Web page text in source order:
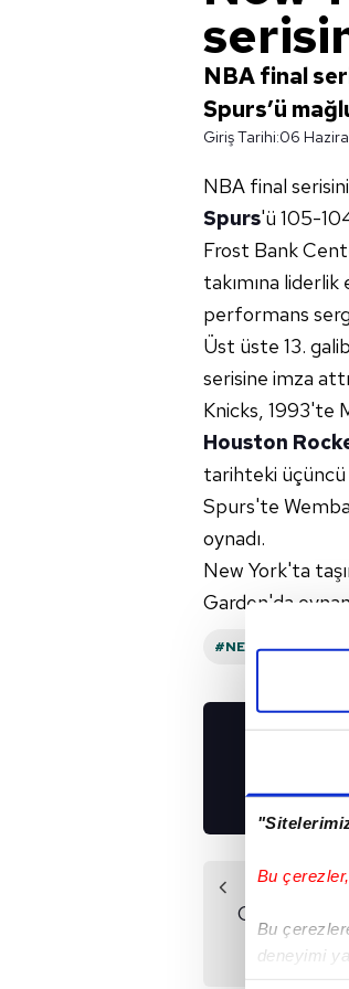
Bu çerezler,
Bu
deneyimi
NBA final
Spurs’ü
Giriş Tarihi:06
NBA final
Spurs'ü 105-
Frost Bank
takımına
performans
Üst üste 13.
serisine imza
Knicks, 1993'te
Houston
tarihteki üçüncü
Spurs'te
oynadı.
New York'ta
Garden'da
#NEW YORK
Önceki
Cleveland